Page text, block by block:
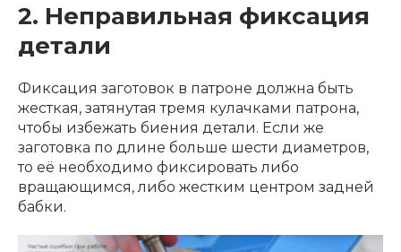
2. Неправильная фиксация
детали
Фиксация заготовок в патроне должна быть
жесткая, затянутая тремя кулачками патрона,
чтобы избежать биения детали. Если же
заготовка по длине больше шести диаметров,
то её необходимо фиксировать либо
вращающимся, либо жестким центром задней
бабки.